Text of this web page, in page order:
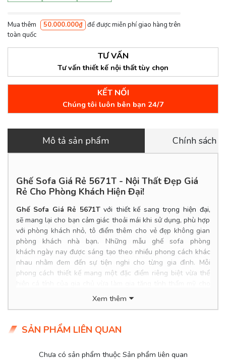
Mua thêm 50.000.000₫ để được miễn phí giao hàng trên
toàn quốc
TƯ VẤN
Tư vấn thiết kế nội thất tùy chọn
KẾT NỐI
Chúng tôi luôn bên bạn 24/7
Mô tả sản phẩm Chính sách
Ghế Sofa Giá Rẻ 5671T - Nội Thất Đẹp Giá
Rẻ Cho Phòng Khách Hiện Đại!
Ghế Sofa Giá Rẻ 5671T với thiết kế sang trọng hiện đại,
sẽ mang lại cho bạn cảm giác thoải mái khi sử dụng, phù hợp
với phòng khách nhỏ, tô điểm thêm cho vẻ đẹp không gian
phòng khách nhà bạn. Những mẫu ghế sofa phòng
khách ngày nay được sáng tạo theo nhiều phong cách khác
nhau nhằm đem đến sự tiện nghi cho từng gia đình. Mỗi
phong cách thiết kế mang một đặc điểm riêng biệt vừa thể
căn nhà. Nếu quý vị không tìm được bộ sofa phòng khách có
sofa tại TPHCM. Có thể sản xuất ghế sofa theo yêu cầu về
kích thước, màu sắc, chất liệu nhằm mang tới bộ sofa hoàn
Xem thêm
SẢN PHẨM LIÊN QUAN
Chưa có sản phẩm thuộc Sản phẩm liên quan